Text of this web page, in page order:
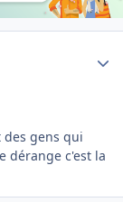
gens qui
dérange c'est la